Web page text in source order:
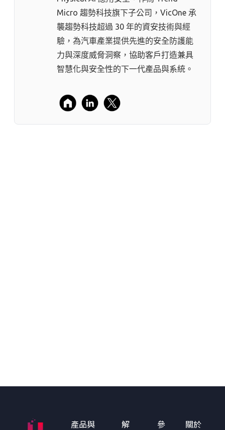
Micro 趨勢科技⁠旗下子公司，VicOne 承
襲趨勢科技超過 30 年的資安技術與經
驗，為汽車產業提供先進的安全防護能
力與深度威脅洞察，協助客戶打造兼具
智慧化與安全性的下一代產品與系統。
產品與
解
參
關於